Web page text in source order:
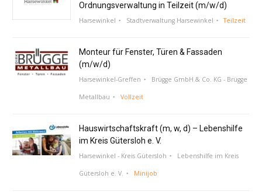
Ordnungsverwaltung in Teilzeit (m/w/d)
Harsewinkel Stadtverwaltung Harsewinkel Teilzeit
Monteur für Fenster, Türen & Fassaden
(m/w/d)
Harsewinkel-Greffen Brügge GmbH & Co. KG - Brügge
Metallbau Vollzeit
Hauswirtschaftskraft (m, w, d) – Lebenshilfe
im Kreis Gütersloh e. V.
Harsewinkel - Kreis Gütersloh Lebenshilfe im Kreis
Gütersloh e. V. Minijob